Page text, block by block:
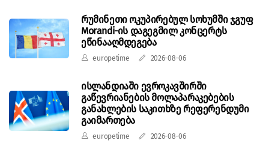
რუმინეთი ოკუპირებულ სოხუმში ჯგუფ
Morandi-ის დაგეგმილ კონცერტს
ეწინააღმდეგება
europetime 2026-08-06
ისლანდიაში ევროკავშირში
გაწევრიანების მოლაპარაკებების
განახლების საკითხზე რეფერენდუმი
გაიმართება
europetime 2026-08-06